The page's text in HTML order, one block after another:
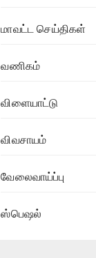
மாவட்ட செய்திகள்
வணிகம்
விளையாட்டு
விவசாயம்
வேலைவாய்ப்பு
ஸ்பெஷல்